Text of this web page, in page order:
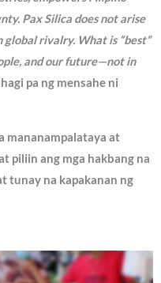
Pax Silica does not arise
rivalry. What is “best”
and our future—not in
pa ng mensahe ni
mananampalataya at
piliin ang mga hakbang na
tunay na kapakanan ng